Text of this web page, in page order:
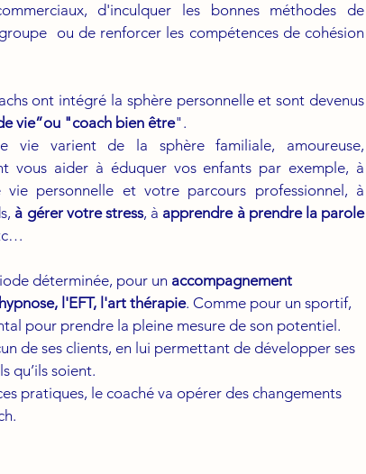
d'inculquer les bonnes méthodes de
ou de renforcer les compétences de cohésion
ont intégré la sphère personnelle et sont devenus
vie”ou "coach bien être".
vie varient de la sphère familiale, amoureuse,
vous aider à éduquer vos enfants par exemple, à
personnelle et votre parcours professionnel, à
à gérer votre stress, à apprendre à prendre la parole
déterminée, pour un accompagnement
l'EFT, l'art thérapie. Comme pour un sportif,
pour prendre la pleine mesure de son potentiel.
de ses clients, en lui permettant de développer ses
qu’ils soient.
pratiques, le coaché va opérer des changements